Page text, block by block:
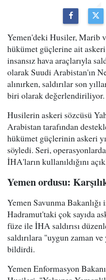
Yemen'deki Husiler, Marib
hükümet güçlerine ait
insansız hava araçlarıyla
olarak Suudi Arabistan'ın
alınırken, saldırılar son
biri olarak değerlendiriliyor.
Husilerin askeri sözcüsü
Arabistan tarafından
hükümet güçlerinin askeri
söyledi. Seri,
İHA'ların kullanıldığını
Yemen ordusu:
Yemen Savunma
Hadramut'taki çok sayıda
füze ile İHA saldırısı
saldırılara "uygun zaman
bildirdi.
Yemen Enformasyon